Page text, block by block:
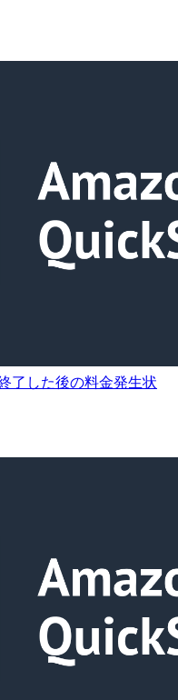
了した後の料金発生状